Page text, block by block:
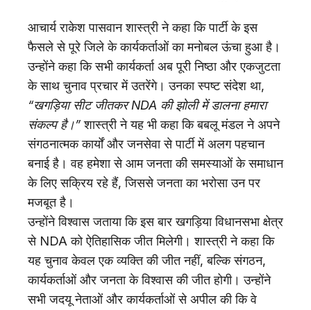
आचार्य राकेश पासवान शास्त्री ने कहा कि पार्टी के इस
फैसले से पूरे जिले के कार्यकर्ताओं का मनोबल ऊंचा हुआ है।
उन्होंने कहा कि सभी कार्यकर्ता अब पूरी निष्ठा और एकजुटता
के साथ चुनाव प्रचार में उतरेंगे। उनका स्पष्ट संदेश था,
“खगड़िया सीट जीतकर NDA की झोली में डालना हमारा
संकल्प है।”शास्त्री ने यह भी कहा कि बबलू मंडल ने अपने
संगठनात्मक कार्यों और जनसेवा से पार्टी में अलग पहचान
बनाई है। वह हमेशा से आम जनता की समस्याओं के समाधान
के लिए सक्रिय रहे हैं, जिससे जनता का भरोसा उन पर
मजबूत है।
उन्होंने विश्वास जताया कि इस बार खगड़िया विधानसभा क्षेत्र
से NDA को ऐतिहासिक जीत मिलेगी। शास्त्री ने कहा कि
यह चुनाव केवल एक व्यक्ति की जीत नहीं, बल्कि संगठन,
कार्यकर्ताओं और जनता के विश्वास की जीत होगी। उन्होंने
सभी जदयू नेताओं और कार्यकर्ताओं से अपील की कि वे